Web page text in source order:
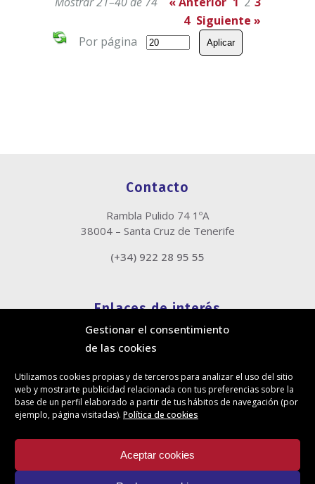
Gestionar el consentimiento
de las cookies
Utilizamos cookies propias y de terceros para analizar el uso del sitio
web y mostrarte publicidad relacionada con tus preferencias sobre la
base de un perfil elaborado a partir de tus hábitos de navegación (por
ejemplo, página visitadas). Política de cookies
Aceptar cookies
4 Siguiente »
Por página
Contacto
Rambla Pulido 74 1ºA
38004 – Santa Cruz de Tenerife
(+34) 922 28 95 55
Enlaces de interés
Política de cookies
Política de privacidad
Canal de denuncias
Protección de privacidad en redes sociales
Síguenos